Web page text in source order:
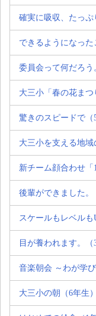
確実に吸収、たっぷ
できるようになった
委員会って何だろう
大三小「春の花まつ
驚きのスピードで（
大三小を支える地域
新チーム顔合わせ「
後輩ができました。
スケールもレベルも
目が養われます。（
音楽朝会 ～わが学
大三小の朝（6年生）